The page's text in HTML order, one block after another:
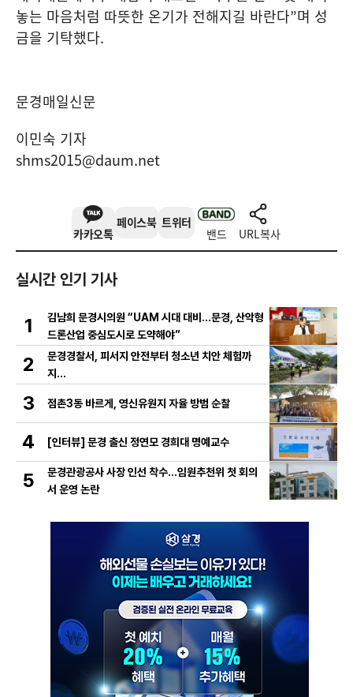
놓는 마음처럼 따뜻한 온기가 전해지길 바란다”며 성
금을 기탁했다.
문경매일신문
이민숙 기자
shms2015@daum.net
카카오톡
페이스북 트위터
밴드 URL복사
실시간 인기 기사
1
김남희 문경시의원 “UAM 시대 대비…문경, 산악형
드론산업 중심도시로 도약해야”
2
문경경찰서, 피서지 안전부터 청소년 치안 체험까
지…
3 점촌3동 바르게, 영신유원지 자율 방범 순찰
4 [인터뷰] 문경 출신 정연모 경희대 명예교수
5
문경관광공사 사장 인선 착수…임원추천위 첫 회의
서 운영 논란